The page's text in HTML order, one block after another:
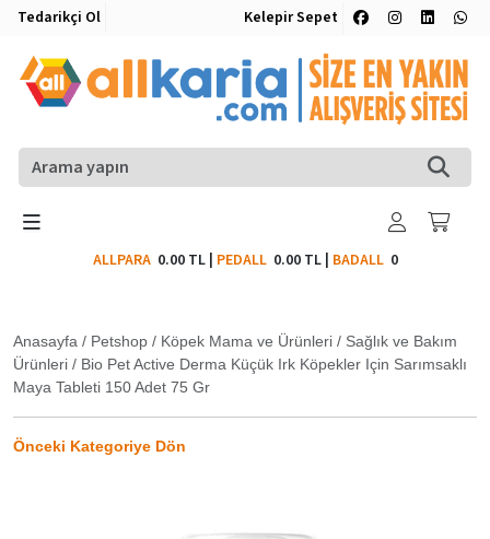
Tedarikçi Ol Kelepir Sepet
ALLPARA 0.00 TL| PEDALL 0.00 TL| BADALL0
Anasayfa / Petshop / Köpek Mama ve Ürünleri / Sağlık ve Bakım
Ürünleri / Bio Pet Active Derma Küçük Irk Köpekler Için Sarımsaklı
Maya Tableti 150 Adet 75 Gr
Önceki Kategoriye Dön